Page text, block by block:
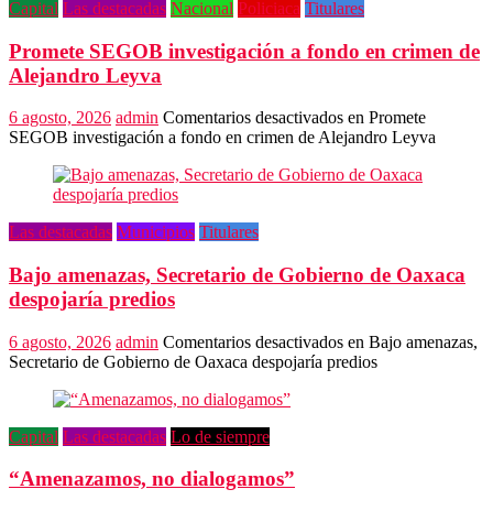
Capital Las destacadas Nacional Policiaca Titulares
Promete SEGOB investigación a fondo en crimen de
Alejandro Leyva
6 agosto, 2026 admin Comentarios desactivados en Promete
SEGOB investigación a fondo en crimen de Alejandro Leyva
Las destacadas Municipios Titulares
Bajo amenazas, Secretario de Gobierno de Oaxaca
despojaría predios
6 agosto, 2026 admin Comentarios desactivados en Bajo amenazas,
Secretario de Gobierno de Oaxaca despojaría predios
Capital Las destacadas Lo de siempre
“Amenazamos, no dialogamos”